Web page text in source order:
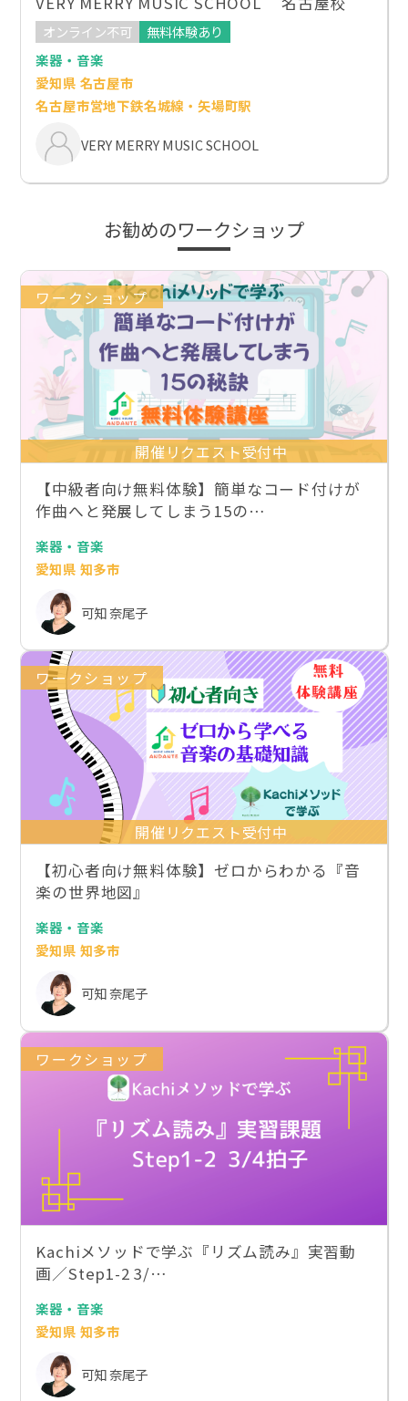
オンライン不可
無料体験あり
楽器・音楽
愛知県 名古屋市
名古屋市営地下鉄名城線・矢場町駅
VERY MERRY MUSIC SCHOOL
お勧めのワークショップ
ワークショップ
開催リクエスト受付中
【中級者向け無料体験】簡単なコード付けが
作曲へと発展してしまう15の…
楽器・音楽
愛知県 知多市
可知 奈尾子
ワークショップ
開催リクエスト受付中
【初心者向け無料体験】ゼロからわかる『音
楽の世界地図』
楽器・音楽
愛知県 知多市
可知 奈尾子
ワークショップ
Kachiメソッドで学ぶ『リズム読み』実習動
画／Step1-2 3/…
楽器・音楽
愛知県 知多市
可知 奈尾子